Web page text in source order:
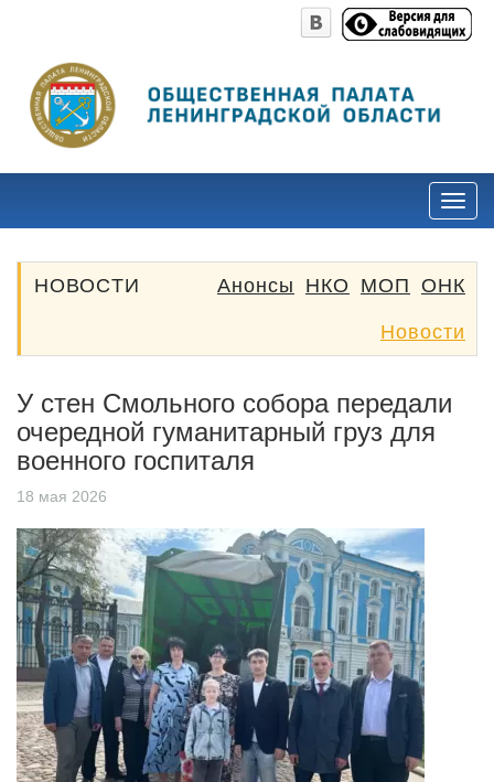
НОВОСТИ ОНК
МОП
НКО
Анонсы
Новости
У стен Смольного собора передали
очередной гуманитарный груз для
военного госпиталя
18 мая 2026